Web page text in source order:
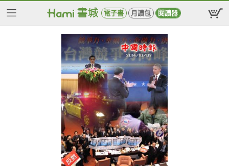
電子書 月讀包 閱讀器